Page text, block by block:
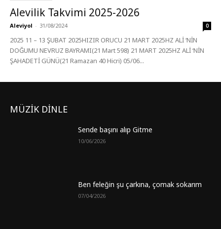
Alevilik Takvimi 2025-2026
Aleviyol - 31/08/2024 0
2025 11 – 13 ŞUBAT 2025HIZIR ORUCU 21 MART 2025HZ ALİ ‘NİN
DOĞUMU NEVRUZ BAYRAMI(21 Mart 598) 21 MART 2025HZ ALİ ‘NİN
ŞAHADETİ GÜNÜ(21 Ramazan 40 Hicri) 05/06...
MÜZİK DİNLE
Sende başını alıp Gitme
10/06/2026
Ben feleğin şu çarkına, çomak sokarım
07/04/2026